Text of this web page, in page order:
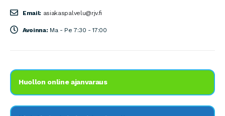
Email: asiakaspalvelu@rjv.fi
Avoinna: Ma - Pe 7:30 - 17:00
Huollon online ajanvaraus